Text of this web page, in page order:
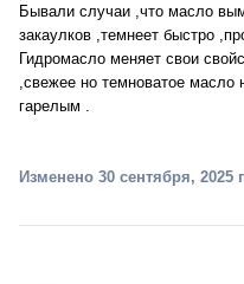
Бывали случаи ,что масло
закаулков ,темнеет быстро
Гидромасло меняет свои
,свежее но темноватое масло
гарелым .
Изменено 30 сентября, 2025